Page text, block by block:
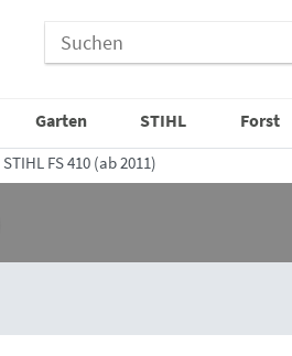
Garten STIHL Forst
STIHL FS 410 (ab 2011)